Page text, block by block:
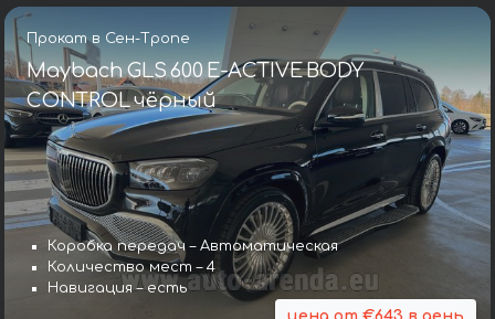
Прокат в Сен-Тропе
Maybach GLS 600 E-ACTIVE BODY
CONTROL чёрный
Коробка передач – Автоматическая
Количество мест – 4
Навигация – есть